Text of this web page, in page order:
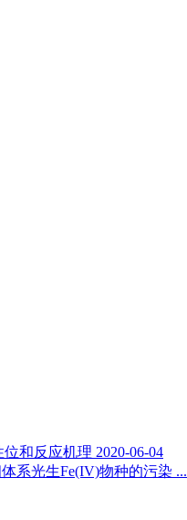
和反应机理 2020-06-04
系光生Fe(IV)物种的污染 ...